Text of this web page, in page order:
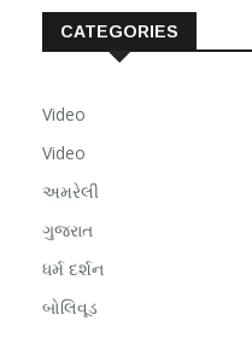
CATEGORIES
Video
Video
અમરેલી
ગુજરાત
ધર્મ દર્શન
બોલિવૂડ